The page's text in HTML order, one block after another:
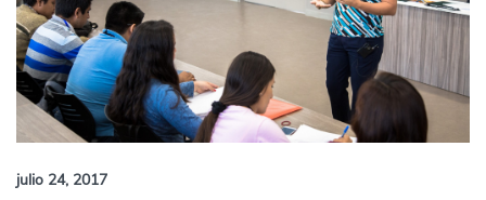
julio 24, 2017